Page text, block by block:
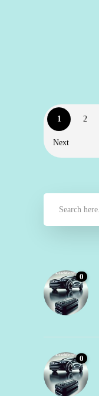
1 2
Next
0
0